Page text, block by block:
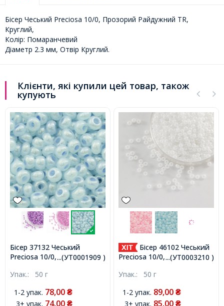
Бісер Чеський Preciosa 10/0, Прозорий Райдужний TR,
Круглий,
Колір: Помаранчевий
Діаметр 2.3 мм, Отвір Круглий.
Клієнти, які купили цей товар, також
купують
...(УТ0001909 )
Бісер 37132 Чеський
Preciosa 10/0, Алебастр AL,
(УТ0001909)
Упак.: 50 г
1-2 упак. 78,00 ₴
3+ упак. 74,00 ₴
...(УТ0003210 )
Бісер 46102 Чеський
Preciosa 10/0, Непрозорий
Круглий, (УТ0003210)
Упак.: 50 г
1-2 упак. 89,00 ₴
3+ упак. 85,00 ₴